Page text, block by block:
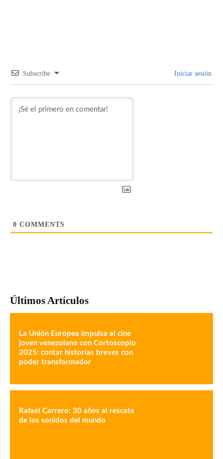
Subscribe Iniciar sesión
0 COMMENTS
Últimos Artículos
La Unión Europea impulsa al cine
joven venezolano con Cortoscopio
2025: contar historias breves con
poder transformador
Rafael Carrero: 30 años al rescate
de los sonidos del mundo